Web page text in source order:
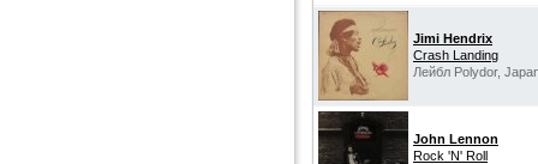
Jimi Hendrix
Crash Landing
Лейбл Polydor,
John Lennon
Rock 'N' Roll